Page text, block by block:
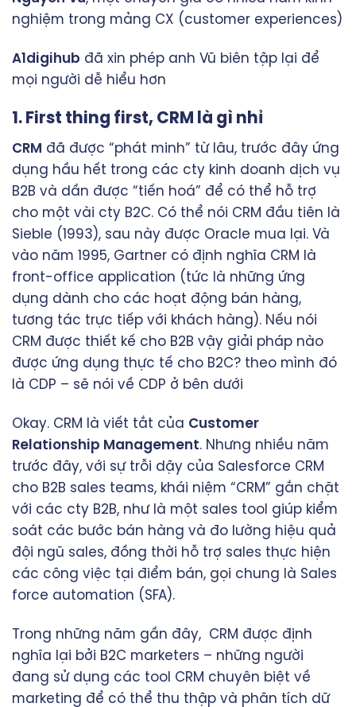
nghiệm trong mảng CX (customer experiences)
A1digihub đã xin phép anh Vũ biên tập lại để
mọi người dễ hiểu hơn
1. First thing first, CRM là gì nhỉ
CRM đã được “phát minh” từ lâu, trước đây ứng
dụng hầu hết trong các cty kinh doanh dịch vụ
B2B và dần được “tiến hoá” để có thể hỗ trợ
cho một vài cty B2C. Có thể nói CRM đầu tiên là
Sieble (1993), sau này được Oracle mua lại. Và
vào năm 1995, Gartner có định nghĩa CRM là
front-office application (tức là những ứng
dụng dành cho các hoạt động bán hàng,
tương tác trực tiếp với khách hàng). Nếu nói
CRM được thiết kế cho B2B vậy giải pháp nào
được ứng dụng thực tế cho B2C? theo mình đó
là CDP – sẽ nói về CDP ở bên dưới
Okay. CRM là viết tắt của Customer
Relationship Management. Nhưng nhiều năm
trước đây, với sự trỗi dậy của Salesforce CRM
cho B2B sales teams, khái niệm “CRM” gắn chặt
với các cty B2B, như là một sales tool giúp kiểm
soát các bước bán hàng và đo lường hiệu quả
đội ngũ sales, đồng thời hỗ trợ sales thực hiện
các công việc tại điểm bán, gọi chung là Sales
force automation (SFA).
Trong những năm gần đây, CRM được định
nghĩa lại bởi B2C marketers – những người
đang sử dụng các tool CRM chuyên biệt về
marketing để có thể thu thập và phân tích dữ